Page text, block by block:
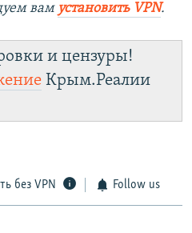
вам установить VPN.
и цензуры!
Крым.Реалии
без VPN Follow us